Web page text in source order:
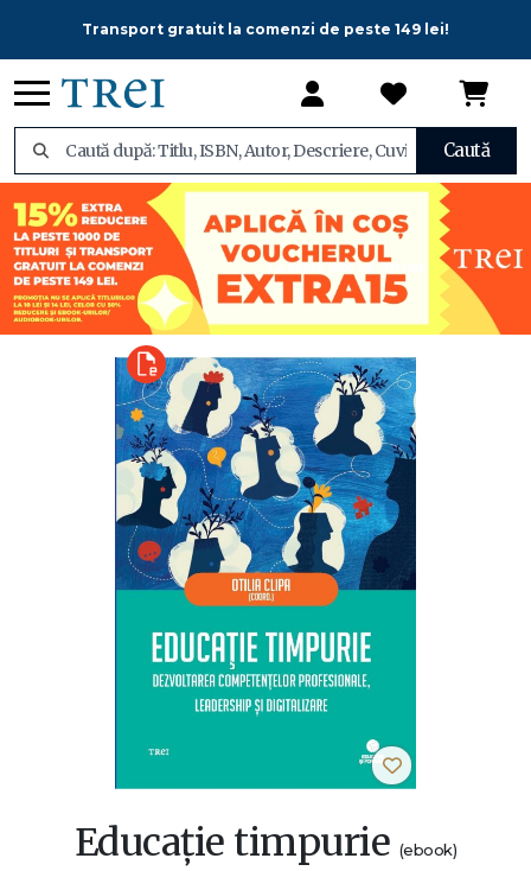
Transport gratuit la comenzi de peste 149 lei!
Caută
Educație timpurie (ebook)